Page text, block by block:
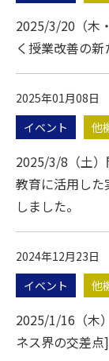
2025/3/20（木
く授業改善の
2025年01月08日
イベント
他
2025/3/8（土）
教育に活用し
しました。
2024年12月23日
イベント
他
2025/1/16（木
ネス界の交差点